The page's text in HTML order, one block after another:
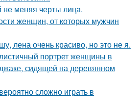
меняя черты лица.
женщин, от которых мужчин
лена очень красиво, но это не я.
портрет женщины в
сидящей на деревянном
сложно играть в